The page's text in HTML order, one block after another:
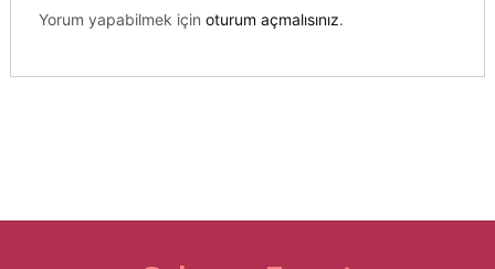
Yorum yapabilmek için oturum açmalısınız.